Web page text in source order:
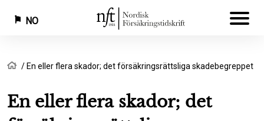
Hopp
hovedinnhold
NO
Navigasjonssti
Hjem
En eller flera skador; det försäkringsrättsliga skadebegreppet
En eller flera skador; det